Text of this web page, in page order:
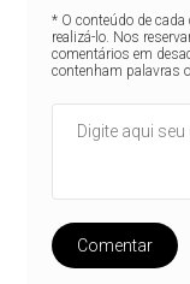
* O conteúdo de
realizá-lo. Nos
comentários em
contenham palavras
Comentar